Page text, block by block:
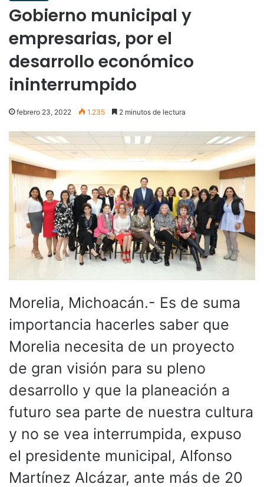
Gobierno municipal y
empresarias, por el
desarrollo económico
ininterrumpido
febrero 23, 2022 1.235 2 minutos de lectura
Morelia, Michoacán.- Es de suma
importancia hacerles saber que
Morelia necesita de un proyecto
de gran visión para su pleno
desarrollo y que la planeación a
futuro sea parte de nuestra cultura
y no se vea interrumpida, expuso
el presidente municipal, Alfonso
Martínez Alcázar, ante más de 20